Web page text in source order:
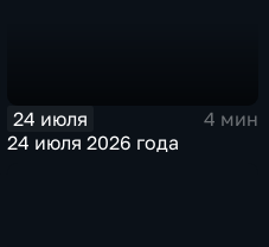
24 июля
4 мин
24 июля 2026 года